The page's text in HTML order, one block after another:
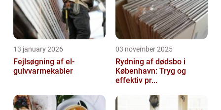
13 january 2026
Fejlsøgning af el-
gulvvarmekabler
03 november 2025
Rydning af dødsbo i
København: Tryg og
effektiv pr...